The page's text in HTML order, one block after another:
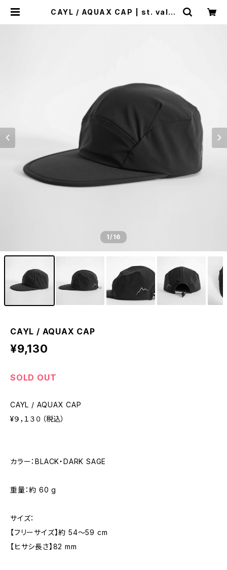
CAYL / AQUAX CAP | st. valle
1/16
CAYL / AQUAX CAP
¥9,130
SOLD OUT
CAYL / AQUAX CAP
¥９，１３０（税込）
カラー：BLACK・DARK SAGE
重量：約 60 g
サイズ：
【フリーサイズ】約 54〜59 cm
【ヒサシ長さ】82 mm